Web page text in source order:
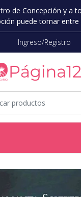
de Concepción y a
puede tomar entre
Ingreso/Registro